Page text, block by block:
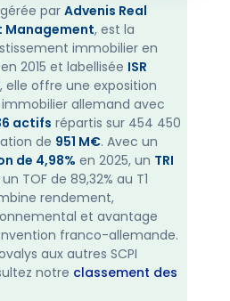
parAdvenis Real
Management, est la
immobilier en
2015 et labellisée ISR
elle offre une exposition
allemand avec
actifs répartis sur 454 450
de 951 M€. Avec un
de 4,98% en 2025, un TRI
TOF de 89,32% au T1
rendement,
et avantage
franco-allemande.
aux autres SCPI
notre classement des